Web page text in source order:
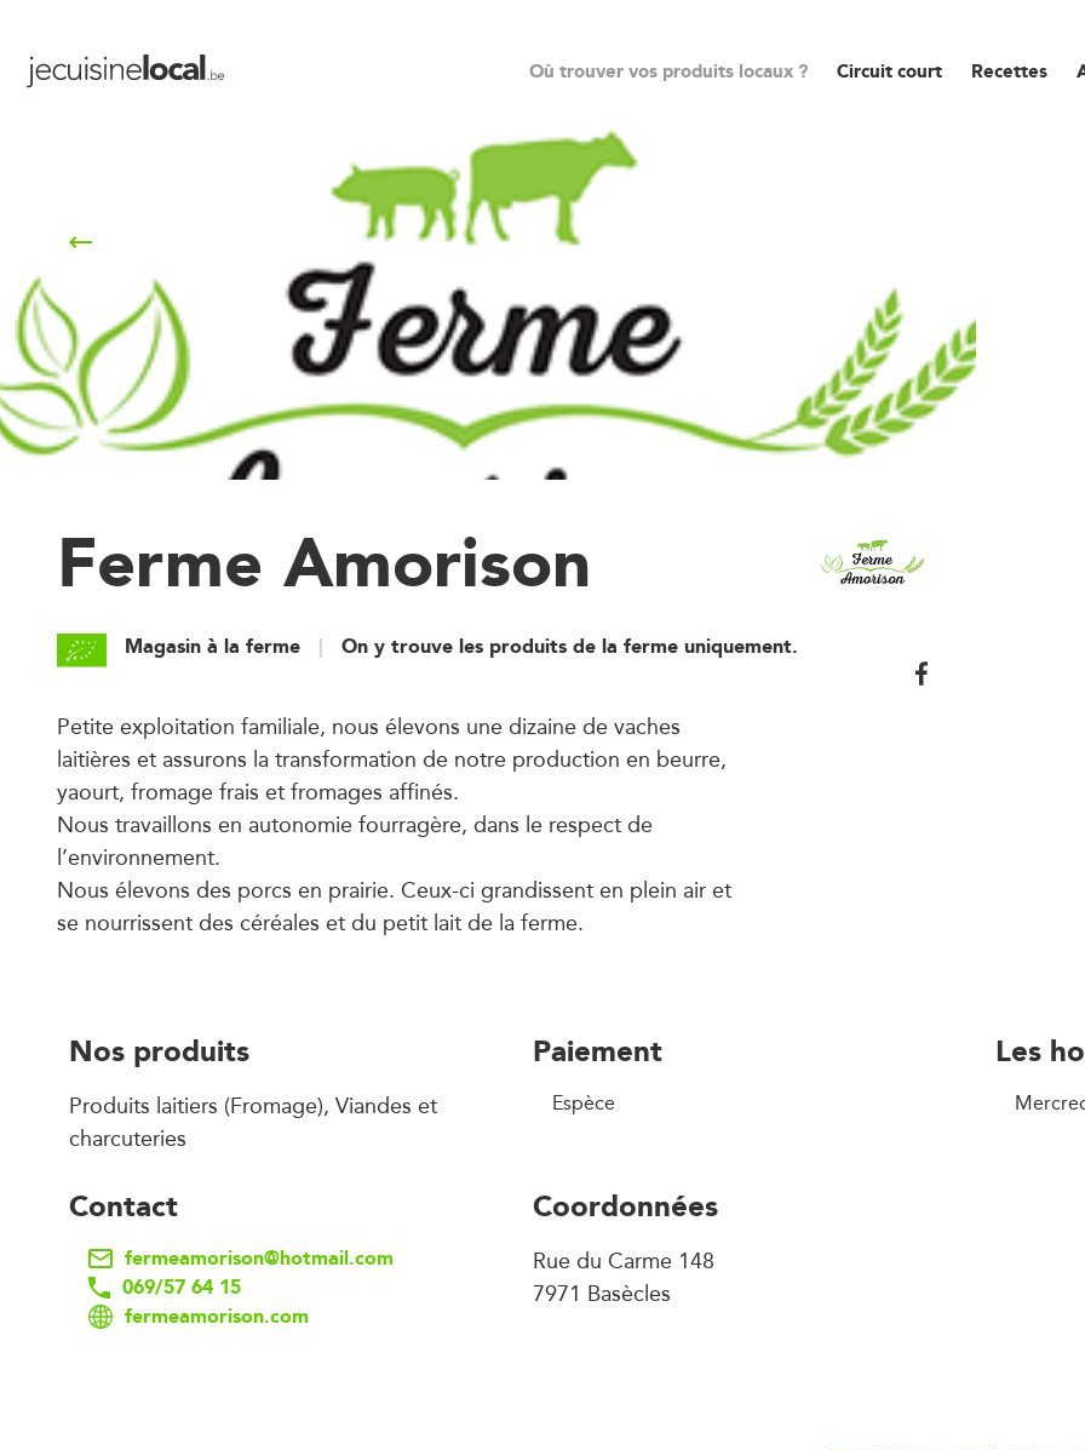
Où trouver vos produits locaux ? Circuit court Recettes
Ferme Amorison
Magasin à la ferme On y trouve les produits de la ferme uniquement.
Petite exploitation familiale, nous élevons une dizaine de vaches
laitières et assurons la transformation de notre production en beurre,
yaourt, fromage frais et fromages affinés.
Nous travaillons en autonomie fourragère, dans le respect de
l’environnement.
Nous élevons des porcs en prairie. Ceux-ci grandissent en plein air et
se nourrissent des céréales et du petit lait de la ferme.
Nos produits
Produits laitiers (Fromage), Viandes et
charcuteries
Paiement
Espèce
Les
Contact
fermeamorison@hotmail.com
069/57 64 15
fermeamorison.com
Coordonnées
Rue du Carme 148
7971 Basècles